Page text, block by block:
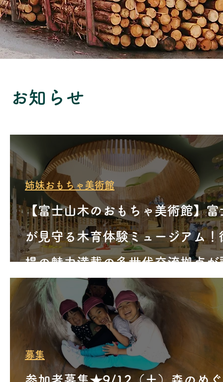
​お知らせ
【富士山木のおもちゃ美術館】富
が見守る木育体験ミュージアム！
場の魅力満載の多世代交流拠点が
（静岡県御殿場市）
姉妹おもちゃ美術館
募集